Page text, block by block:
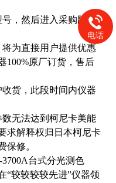
，然后进入采购阶
为直接用户提供优惠
100%原厂订货，售后
货，此段时间内仪器
无法达到柯尼卡美能
求解释权归日本柯尼卡
保修。
台式分光测色
“较较较较先进”仪器领
电话